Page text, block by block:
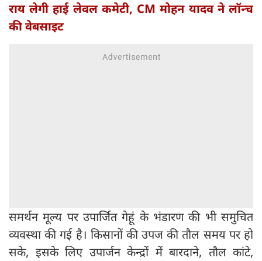
राय लेगी हाई लेवल कमेटी, CM मोहन यादव ने लॉन्च
की वेबसाइट
समर्थन मूल्य पर उपार्जित गेहूं के भंडारण की भी समुचित
व्यवस्था की गई है। किसानों की उपज की तौल समय पर हो
सके, इसके लिए उपार्जन केन्द्रों में बारदाने, तौल कांटे,